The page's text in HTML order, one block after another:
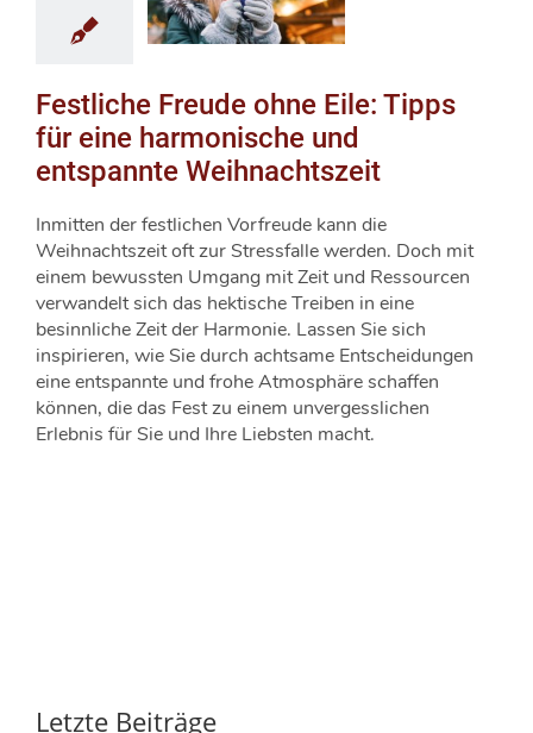
Festliche Freude ohne Eile: Tipps
für eine harmonische und
entspannte Weihnachtszeit
Inmitten der festlichen Vorfreude kann die
Weihnachtszeit oft zur Stressfalle werden. Doch mit
einem bewussten Umgang mit Zeit und Ressourcen
verwandelt sich das hektische Treiben in eine
besinnliche Zeit der Harmonie. Lassen Sie sich
inspirieren, wie Sie durch achtsame Entscheidungen
eine entspannte und frohe Atmosphäre schaffen
können, die das Fest zu einem unvergesslichen
Erlebnis für Sie und Ihre Liebsten macht.
Letzte Beiträge